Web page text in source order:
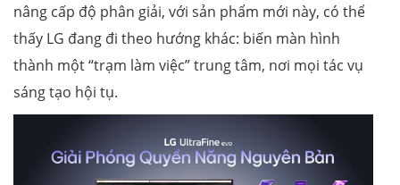
nâng cấp độ phân giải, với sản phẩm mới này, có thể
thấy LG đang đi theo hướng khác: biến màn hình
thành một “trạm làm việc” trung tâm, nơi mọi tác vụ
sáng tạo hội tụ.